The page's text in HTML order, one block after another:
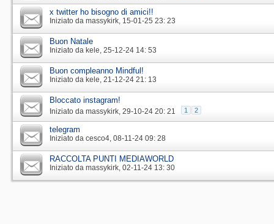
x twitter ho bisogno di amici!!
Iniziato da massykirk‎, 15-01-25 23: 23
Buon Natale
Iniziato da kele‎, 25-12-24 14: 53
Buon compleanno Mindful!
Iniziato da kele‎, 21-12-24 21: 13
Bloccato instagram!
Iniziato da massykirk‎, 29-10-24 20: 21 1 2
telegram
Iniziato da cesco4‎, 08-11-24 09: 28
RACCOLTA PUNTI MEDIAWORLD
Iniziato da massykirk‎, 02-11-24 13: 30